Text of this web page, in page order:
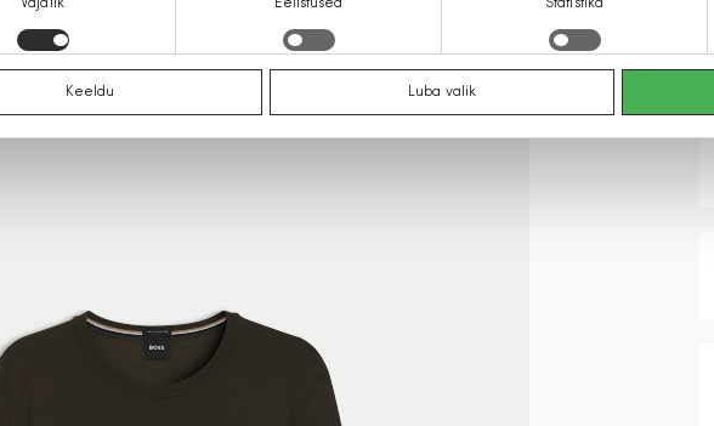
Vajalik Eelistused Statistika
Keeldu Luba valik